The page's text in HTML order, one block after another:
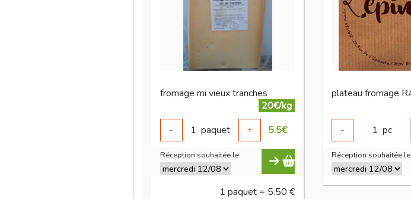
fromage mi vieux tranches
20€/kg
-
1 paquet + 5.5€
Réception souhaitée le
1 paquet = 5.50 €
-
1 pc
Réception souhaitée le